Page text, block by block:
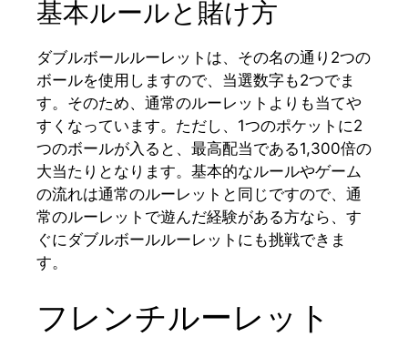
基本ルールと賭け方
ダブルボールルーレットは、その名の通り2つの
ボールを使用しますので、当選数字も2つでま
す。そのため、通常のルーレットよりも当てや
すくなっています。ただし、1つのポケットに2
つのボールが入ると、最高配当である1,300倍の
大当たりとなります。基本的なルールやゲーム
の流れは通常のルーレットと同じですので、通
常のルーレットで遊んだ経験がある方なら、す
ぐにダブルボールルーレットにも挑戦できま
す。
フレンチルーレット